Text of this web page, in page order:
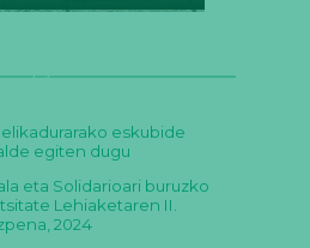
elikadurarako eskubide
egiten dugu
eta Solidarioari buruzko
Lehiaketaren II.
2024